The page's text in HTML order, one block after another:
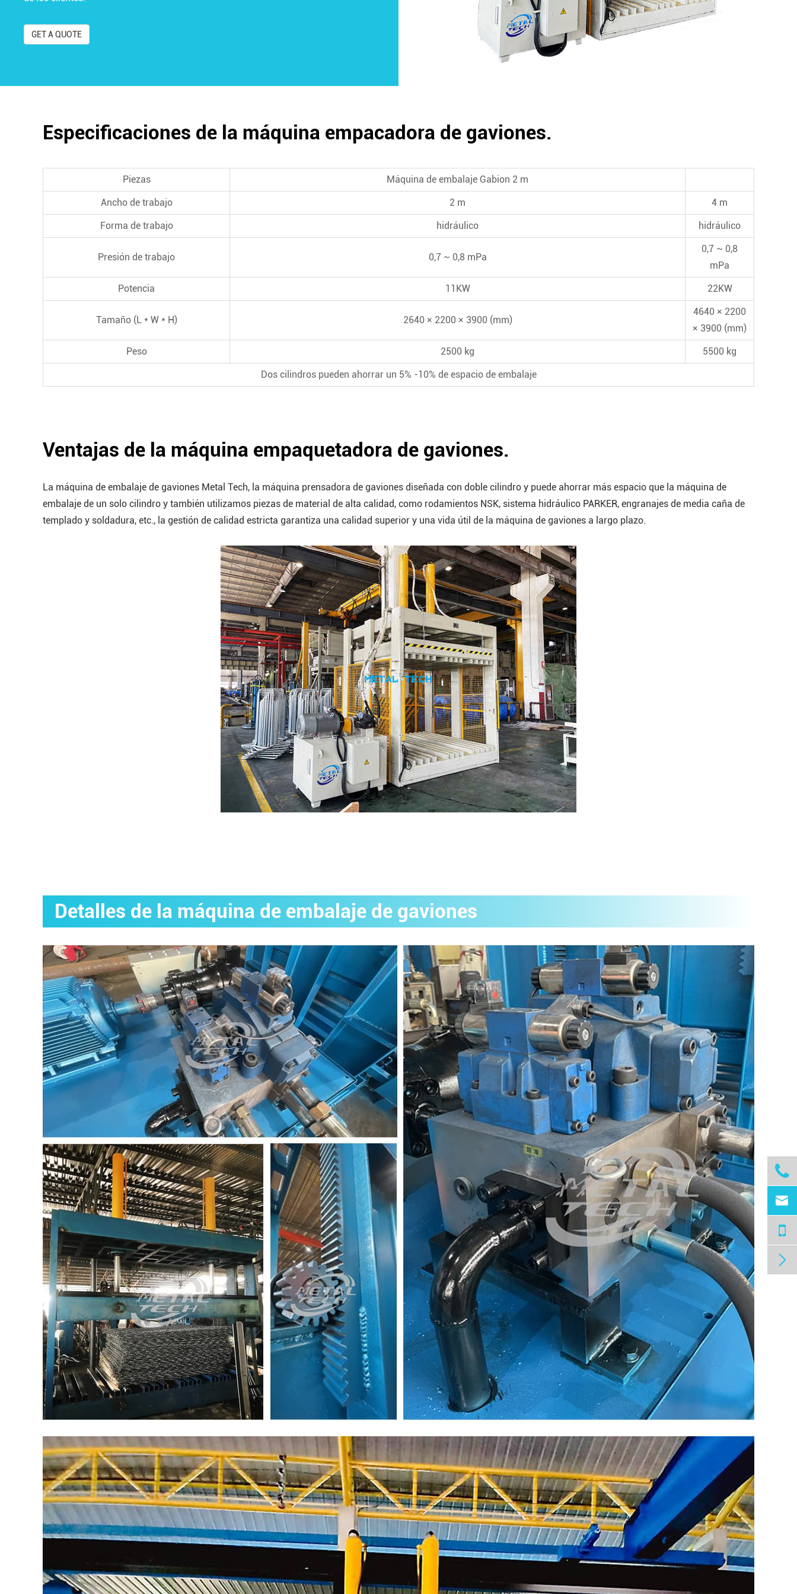
GET A QUOTE
Especificaciones de la máquina empacadora de gaviones.
Piezas Máquina de embalaje Gabion 2 m
Ancho de trabajo 2 m 4 m
Forma de trabajo hidráulico hidráulico
Presión de trabajo 0,7 ~ 0,8 mPa
0,7 ~ 0,8
mPa
Potencia 11KW 22KW
Tamaño (L * W * H) 2640 × 2200 × 3900 (mm)
4640 × 2200
× 3900 (mm)
Peso 2500 kg 5500 kg
Dos cilindros pueden ahorrar un 5% -10% de espacio de embalaje
Ventajas de la máquina empaquetadora de gaviones.
La máquina de embalaje de gaviones Metal Tech, la máquina prensadora de gaviones diseñada con doble cilindro y puede ahorrar más espacio que la máquina de
embalaje de un solo cilindro y también utilizamos piezas de material de alta calidad, como rodamientos NSK, sistema hidráulico PARKER, engranajes de media caña de
templado y soldadura, etc., la gestión de calidad estricta garantiza una calidad superior y una vida útil de la máquina de gaviones a largo plazo.
Detalles de la máquina de embalaje de gaviones


